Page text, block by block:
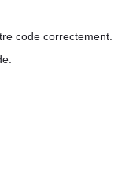
code correctement.